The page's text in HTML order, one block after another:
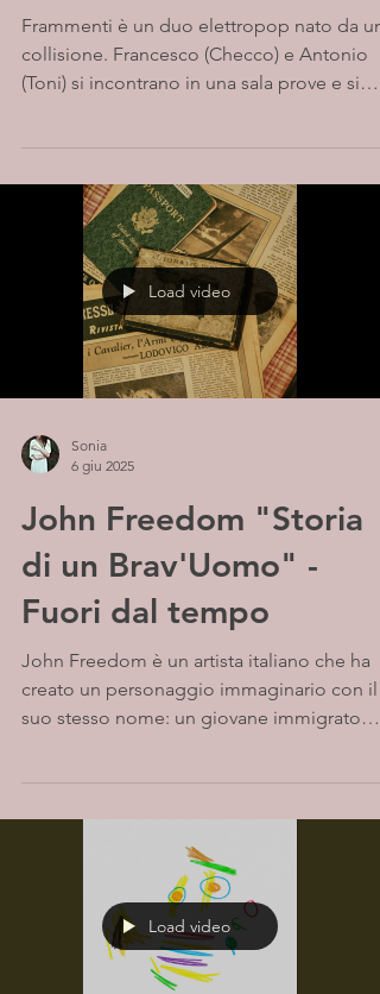
Frammenti è un duo elettropop nato da una
collisione. Francesco (Checco) e Antonio
(Toni) si incontrano in una sala prove e si
Load video
Sonia
6 giu 2025
John Freedom "Storia
di un Brav'Uomo" -
Fuori dal tempo
John Freedom è un artista italiano che ha
creato un personaggio immaginario con il
suo stesso nome: un giovane immigrato
Load video